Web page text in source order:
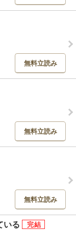
無料立読み
無料立読み
無料立読み
いる